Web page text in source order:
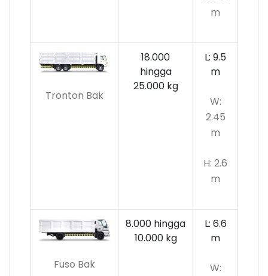
m
Tronton Bak
18.000
hingga
25.000 kg
L: 9.5
m
W:
2.45
m
H: 2.6
m
Fuso Bak
8.000 hingga
10.000kg
L: 6.6
m
W: